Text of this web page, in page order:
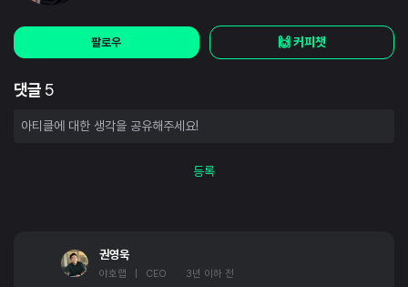
팔로우 🙌 커피챗
댓글 5
등록
권영욱
야호랩 | CEO 3년 이하 전